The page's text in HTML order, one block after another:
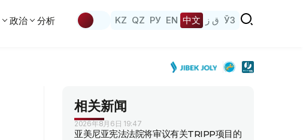
政治 分析 KZ QZ РУ EN 中文 ق ز ЎЗ
相关新闻
2026年8月6日 19:47
亚美尼亚宪法法院将审议有关TRIPP项目的